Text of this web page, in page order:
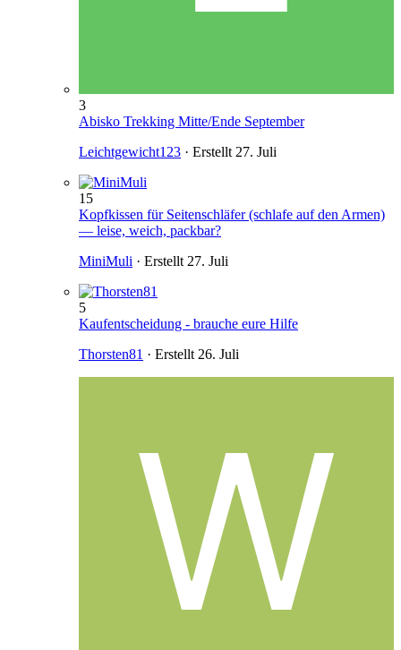
3
Abisko Trekking Mitte/Ende September
Leichtgewicht123 · Erstellt27. Juli
15
Kopfkissen für Seitenschläfer (schlafe auf den Armen)
— leise, weich, packbar?
MiniMuli · Erstellt27. Juli
5
Kaufentscheidung - brauche eure Hilfe
Thorsten81 · Erstellt26. Juli